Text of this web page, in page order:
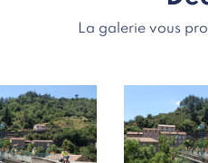
La galerie vous